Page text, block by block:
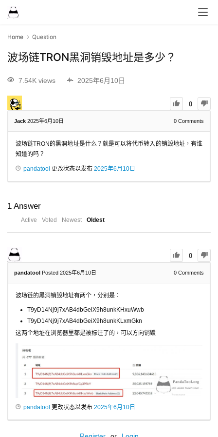
Home Question
波场链TRON黑洞销毁地址是多少？
7.54K views 2025年6月10日
0
Jack 2025年6月10日 0 Comments
波场链TRON的黑洞地址是什么？就是可以将代币转入的销毁地址，有谁
知道的吗？
pandatool 更改状态以发布 2025年6月10日
1 Answer
Active Voted Newest Oldest
0
pandatool Posted 2025年6月10日 0 Comments
波场链的黑洞销毁地址有两个，分别是：
T9yD14Nj9j7xAB4dbGeiX9h8unkKHxuWwb
T9yD14Nj9j7xAB4dbGeiX9h8unkKLxmGkn
这两个地址在浏览器里都是被标注了的，可以方向销毁
pandatool 更改状态以发布 2025年6月10日